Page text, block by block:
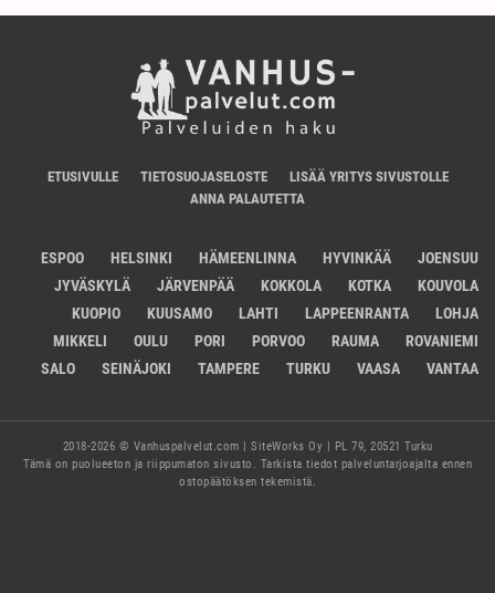
ETUSIVULLE TIETOSUOJASELOSTE
LISÄÄ YRITYS SIVUSTOLLE
ANNA PALAUTETTA
ESPOO HELSINKI HÄMEENLINNA HYVINKÄÄ
JOENSUU
JYVÄSKYLÄ
JÄRVENPÄÄ KOKKOLA KOTKA
KOUVOLA
KUOPIO
KUUSAMO LAHTI LAPPEENRANTA
LOHJA
MIKKELI
OULU PORI PORVOO RAUMA
ROVANIEMI
SALO
SEINÄJOKI TAMPERE TURKU VAASA VANTAA
2018-2026 © Vanhuspalvelut.com | SiteWorks Oy | PL 79, 20521 Turku
Tämä on puolueeton ja riippumaton sivusto. Tarkista tiedot palveluntarjoajalta ennen
ostopäätöksen tekemistä.